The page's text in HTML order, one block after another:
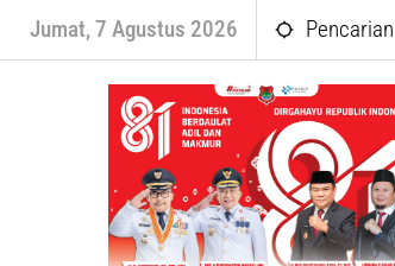
Jumat, 7 Agustus 2026 Pencarian